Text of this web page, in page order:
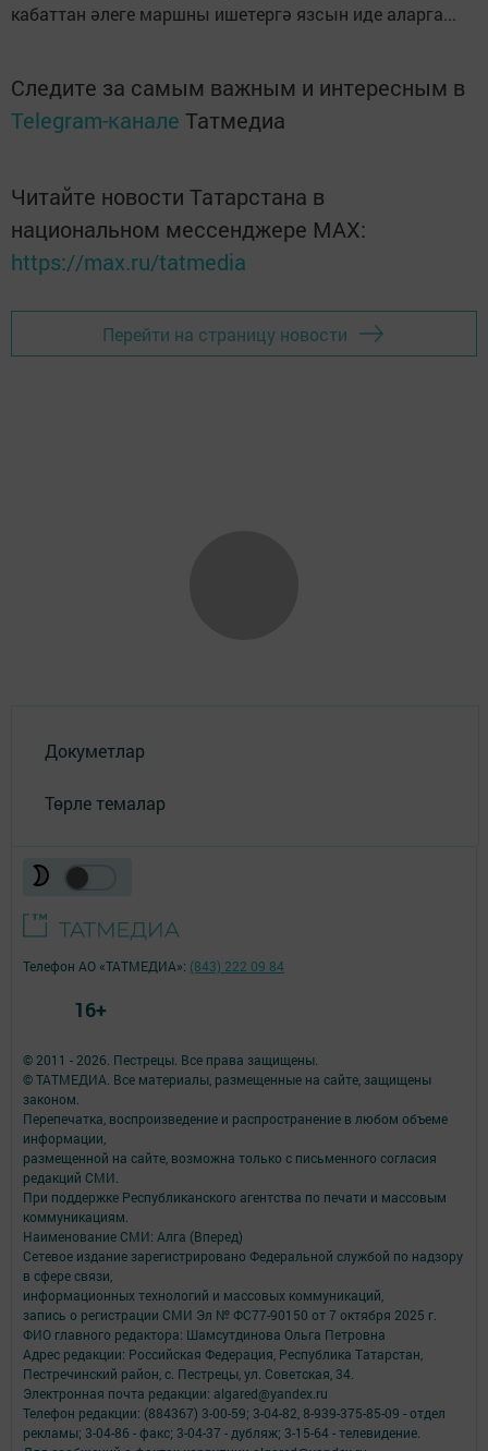
кабаттан әлеге маршны ишетергә язсын иде аларга...
Следите за самым важным и интересным в
Telegram-канале Татмедиа
Читайте новости Татарстана в
национальном мессенджере MАХ:
https://max.ru/tatmedia
Перейти на страницу новости
Докуметлар
Төрле темалар
© 2011 - 2026. Пестрецы. Все права защищены.
© ТАТМЕДИА. Все материалы, размещенные на сайте, защищены
законом.
Перепечатка, воспроизведение и распространение в любом объеме
информации,
размещенной на сайте, возможна только с письменного согласия
редакций СМИ.
При поддержке Республиканского агентства по печати и массовым
коммуникациям.
Наименование СМИ: Алга (Вперед)
Сетевое издание зарегистрировано Федеральной службой по надзору
в сфере связи,
информационных технологий и массовых коммуникаций,
запись о регистрации СМИ Эл № ФС77-90150 от 7 октября 2025 г.
ФИО главного редактора: Шамсутдинова Ольга Петровна
Адрес редакции: Российская Федерация, Республика Татарстан,
Пестречинский район, с. Пестрецы, ул. Советская, 34.
Электронная почта редакции: algared@yandex.ru
Телефон редакции: (884367) 3-00-59; 3-04-82, 8-939-375-85-09 - отдел
рекламы; 3-04-86 - факс; 3-04-37 - дубляж; 3-15-64 - телевидение.
Телефон АО «ТАТМЕДИА»: (843) 222 09 84
16+